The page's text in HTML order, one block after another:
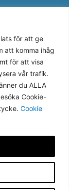
för att ge
att komma ihåg
för att visa
vår trafik.
du ALLA
Cookie-
Cookie
Reserved
i allt vi gör
verksamheten
mot de internationella ISO standarderna 9001:2015 och
A rating
och tuffaste